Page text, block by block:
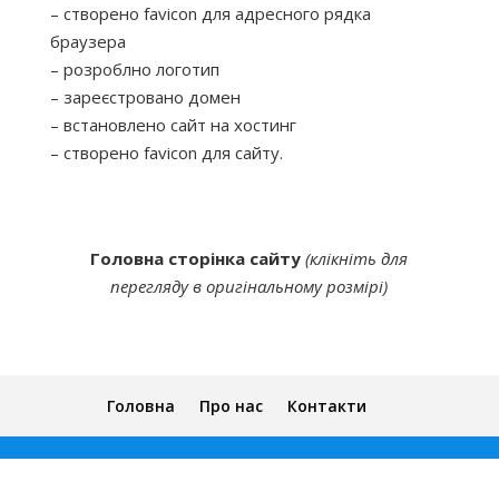
– створено favicon для адресного рядка
браузера
– розроблно логотип
– зареєстровано домен
– встановлено сайт на хостинг
– створено favicon для сайту.
Головна сторінка сайту(клікніть для
перегляду в оригінальному розмірі)
Головна Про нас Контакти